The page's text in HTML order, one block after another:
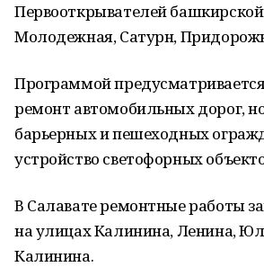
Первооткрывателей
Молодежная, Сатурн,
Программой
ремонт автомобильных дорог,
барьерных и пешеходных
устройство светофорных
В Салавате ремонтные работы
на улицах Калинина, Ленина,
Калинина.